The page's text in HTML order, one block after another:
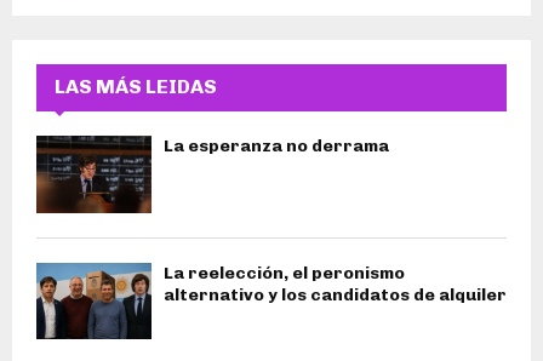
LAS MÁS LEIDAS
La esperanza no derrama
La reelección, el peronismo
alternativo y los candidatos de alquiler